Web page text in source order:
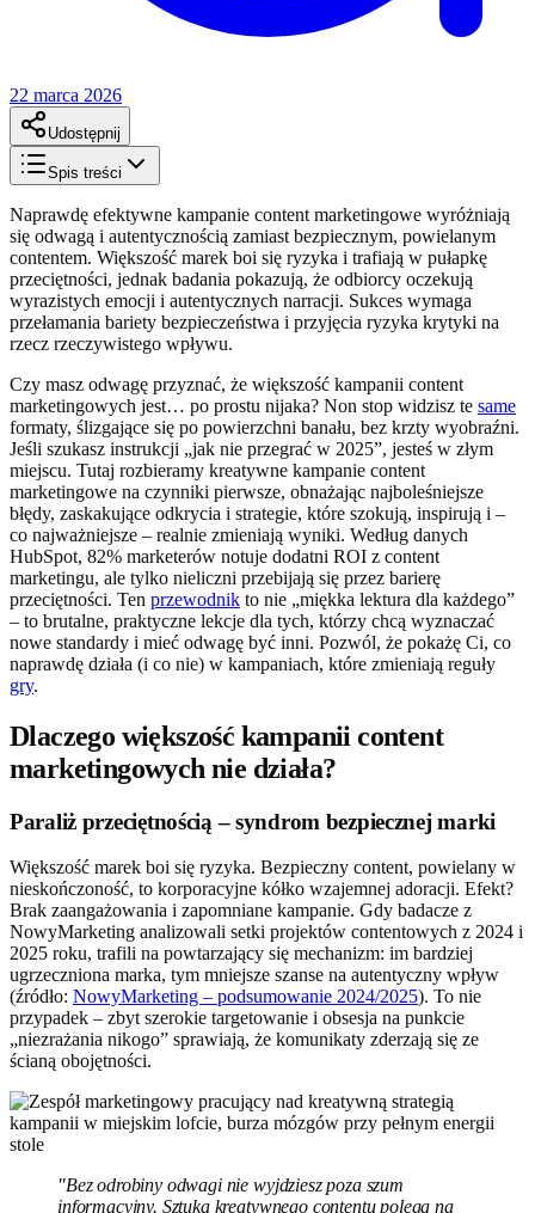
22 marca 2026
Udostępnij
Spis treści
Naprawdę efektywne kampanie content marketingowe wyróżniają
się odwagą i autentycznością zamiast bezpiecznym, powielanym
contentem. Większość marek boi się ryzyka i trafiają w pułapkę
przeciętności, jednak badania pokazują, że odbiorcy oczekują
wyrazistych emocji i autentycznych narracji. Sukces wymaga
przełamania bariety bezpieczeństwa i przyjęcia ryzyka krytyki na
rzecz rzeczywistego wpływu.
Czy masz odwagę przyznać, że większość kampanii content
marketingowych jest… po prostu nijaka? Non stop widzisz te same
formaty, ślizgające się po powierzchni banału, bez krzty wyobraźni.
Jeśli szukasz instrukcji „jak nie przegrać w 2025”, jesteś w złym
miejscu. Tutaj rozbieramy kreatywne kampanie content
marketingowe na czynniki pierwsze, obnażając najboleśniejsze
błędy, zaskakujące odkrycia i strategie, które szokują, inspirują i –
co najważniejsze – realnie zmieniają wyniki. Według danych
HubSpot, 82% marketerów notuje dodatni ROI z content
marketingu, ale tylko nieliczni przebijają się przez barierę
przeciętności. Ten przewodnik to nie „miękka lektura dla każdego”
– to brutalne, praktyczne lekcje dla tych, którzy chcą wyznaczać
nowe standardy i mieć odwagę być inni. Pozwól, że pokażę Ci, co
naprawdę działa (i co nie) w kampaniach, które zmieniają reguły
gry.
Dlaczego większość kampanii content
marketingowych nie działa?
Paraliż przeciętnością – syndrom bezpiecznej marki
Większość marek boi się ryzyka. Bezpieczny content, powielany w
nieskończoność, to korporacyjne kółko wzajemnej adoracji. Efekt?
Brak zaangażowania i zapomniane kampanie. Gdy badacze z
NowyMarketing analizowali setki projektów contentowych z 2024 i
2025 roku, trafili na powtarzający się mechanizm: im bardziej
ugrzeczniona marka, tym mniejsze szanse na autentyczny wpływ
(źródło: NowyMarketing – podsumowanie 2024/2025). To nie
przypadek – zbyt szerokie targetowanie i obsesja na punkcie
„niezrażania nikogo” sprawiają, że komunikaty zderzają się ze
ścianą obojętności.
"Bez odrobiny odwagi nie wyjdziesz poza szum
informacyjny. Sztuka kreatywnego contentu polega na